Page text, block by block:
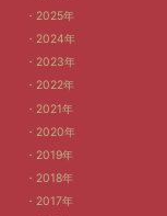
2025年
2024年
2023年
2022年
2021年
2020年
2019年
2018年
2017年